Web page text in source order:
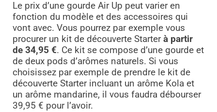
Le prix d’une gourde Air Up peut varier en
fonction du modèle et des accessoires qui
vont avec. Vous pourrez par exemple vous
procurer un kit de découverte Starterà partir
de 34,95 €. Ce kit se compose d’une gourde et
de deux pods d’arômes naturels. Si vous
choisissez par exemple de prendre le kit de
découverte Starter incluant un arôme Kola et
un arôme mandarine, il vous faudra débourser
39,95 € pour l’avoir.